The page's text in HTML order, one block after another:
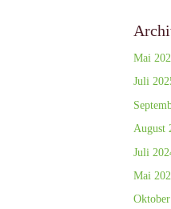
Mai
Juli
August
Juli
Mai